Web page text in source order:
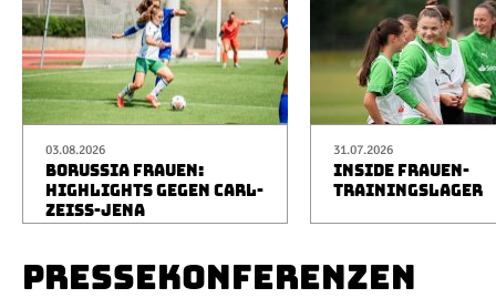
03.08.2026
BORUSSIA FRAUEN:
HIGHLIGHTS GEGEN CARL-
ZEISS-JENA
31.07.2026
INSIDE FRAUEN-
TRAININGSLAGER
PRESSEKONFERENZEN